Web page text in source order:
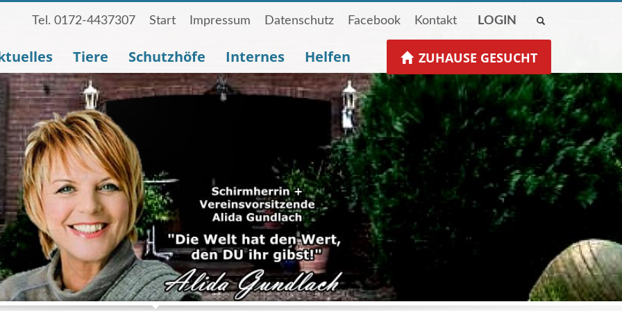
Tel. 0172-4437307 Start Impressum Datenschutz Facebook Kontakt LOGIN
Tiere Schutzhöfe Internes Helfen ZUHAUSE GESUCHT